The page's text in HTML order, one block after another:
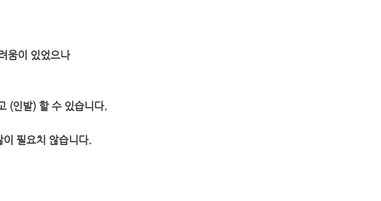
움이 있었으나
(인발) 할 수 있습니다.
필요치 않습니다.